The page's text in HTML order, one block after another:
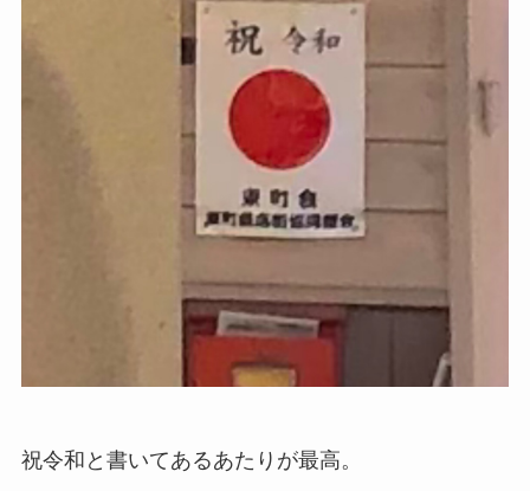
祝令和と書いてあるあたりが最高。